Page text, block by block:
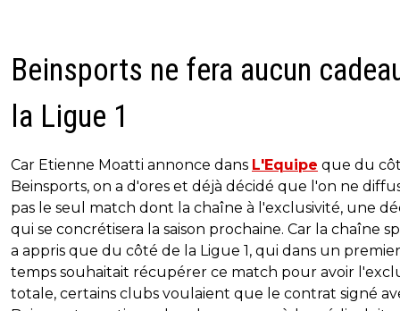
Beinsports ne fera aucun
la Ligue 1
Car Etienne Moatti annonce dans L'Equipe que du
Beinsports, on a d'ores et déjà décidé que l'on ne
pas le seul match dont la chaîne à l'exclusivité, une
qui se concrétisera la saison prochaine. Car la chaîne
a appris que du côté de la Ligue 1, qui dans un premier
temps souhaitait récupérer ce match pour avoir
totale, certains clubs voulaient que le contrat signé